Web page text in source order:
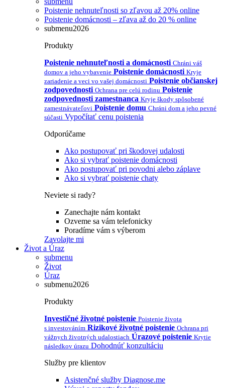
Poistenie nehnuteľnosti so zľavou až 20% online
Poistenie domácnosti – zľava až do 20 % online
submenu2026
Produkty
Poistenie nehnuteľnosti a domácnosti Chráni váš
domov a jeho vybavenie Poistenie domácnosti Kryje
zariadenie a veci vo vašej domácnosti Poistenie občianskej
zodpovednosti Ochrana pre celú rodinu Poistenie
zodpovednosti zamestnanca Kryje škody spôsobené
zamestnávateľovi Poistenie domu Chráni dom a jeho pevné
súčasti Vypočítať cenu poistenia
Odporúčame
Ako postupovať pri škodovej udalosti
Ako si vybrať poistenie domácnosti
Ako postupovať pri povodni alebo záplave
Ako si vybrať poistenie chaty
Neviete si rady?
Zanechajte nám kontakt
Ozveme sa vám telefonicky
Poradíme vám s výberom
Zavolajte mi
Život a Úraz
submenu
Život
Úraz
submenu2026
Produkty
Investičné životné poistenie Poistenie života
s investováním Rizikové životné poistenie Ochrana pri
vážnych životných udalostiach Úrazové poistenie Krytie
následkov úrazu Dohodnúť konzultáciu
Služby pre klientov
Asistenčné služby Diagnose.me